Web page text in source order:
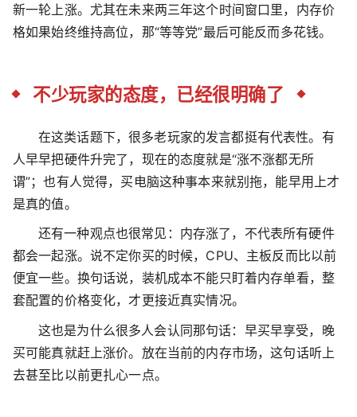
新一轮上涨。尤其在未来两三年这个时间窗口里，内存价
格如果始终维持高位，那“等等党”最后可能反而多花钱。
不少玩家的态度，已经很明确了
在这类话题下，很多老玩家的发言都挺有代表性。有
人早早把硬件升完了，现在的态度就是“涨不涨都无所
谓”；也有人觉得，买电脑这种事本来就别拖，能早用上才
是真的值。
还有一种观点也很常见：内存涨了，不代表所有硬件
都会一起涨。说不定你买的时候，CPU、主板反而比以前
便宜一些。换句话说，装机成本不能只盯着内存单看，整
套配置的价格变化，才更接近真实情况。
这也是为什么很多人会认同那句话：早买早享受，晚
买可能真就赶上涨价。放在当前的内存市场，这句话听上
去甚至比以前更扎心一点。